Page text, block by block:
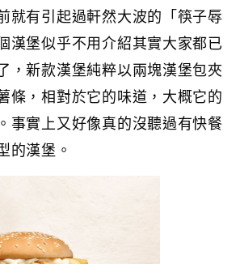
就有引起過軒然大波的「筷子辱
漢堡似乎不用介紹其實大家都已
，新款漢堡純粹以兩塊漢堡包夾
條，相對於它的味道，大概它的
事實上又好像真的沒聽過有快餐
的漢堡。